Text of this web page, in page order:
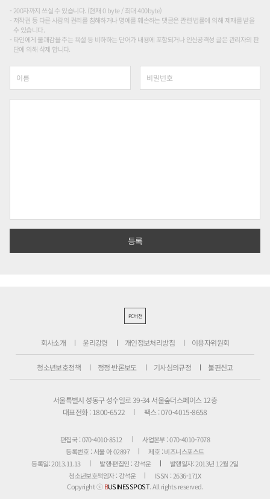
200자까지 쓰실 수 있습니다. (현재 0 byte / 최대 400byte)
저작권 등 다른 사람의 권리를 침해하거나 명예를 훼손하는 댓글은 관련 법률에 의해 제재를 받을
수 있습니다.
타인에게 불쾌감을 주는 욕설 등 비하하는 단어가 내용에 포함되거나 인신공격성 글은 관리자의 판
단에 의해 삭제 합니다.
PC버전
회사소개 윤리강령 개인정보처리방침 이용자위원회
청소년보호정책 정정·반론보도 기사심의규정 불편신고
서울특별시 성동구 성수일로 39-34 서울숲더스페이스 12층
대표전화 : 1800-6522
팩스 : 070-4015-8658
편집국 : 070-4010-8512
사업본부 : 070-4010-7078
등록번호 : 서울 아 02897
제호 : 비즈니스포스트
등록일: 2013.11.13
발행·편집인 : 강석운
발행일자: 2013년 12월 2일
청소년보호책임자 : 강석운
ISSN : 2636-171X
Copyright ⓒBUSINESSPOST. All rights reserved.